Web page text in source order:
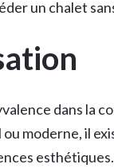
un chalet
dans la
moderne, il
esthétiques.